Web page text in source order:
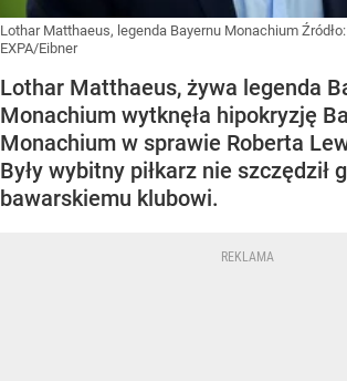
Lothar Matthaeus, legenda Bayernu Monachium Źródło:
EXPA/Eibner
Lothar Matthaeus, żywa legenda
Monachium wytknęła hipokryzję
Monachium w sprawie Roberta
Były wybitny piłkarz nie szczędził
bawarskiemu klubowi.